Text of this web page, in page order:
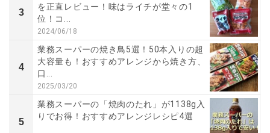
3
を正直レビュー！味はライチが堂々の1
位！コ...
2024/06/18
4
業務スーパーの焼き鳥5選！50本入りの超
大容量も！おすすめアレンジから焼き方、
口...
2025/03/20
5
業務スーパーの「焼肉のたれ」が1138g入
りでお得！おすすめアレンジレシピ4選